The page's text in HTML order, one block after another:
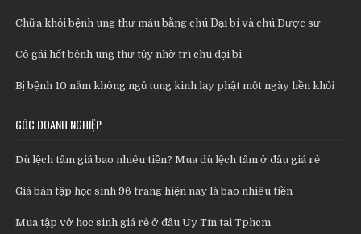
Chữa khỏi bệnh ung thư máu bằng chú Đại bi và chú Dược sư
Cô gái hết bệnh ung thư tủy nhờ trì chú đại bi
Bị bệnh 10 năm không ngủ tụng kinh lạy phật một ngày liền khỏi
GÓC DOANH NGHIỆP
Dù lệch tâm giá bao nhiêu tiền? Mua dù lệch tâm ở đâu giá rẻ
Giá bán tập học sinh 96 trang hiện nay là bao nhiêu tiền
Mua tập vở học sinh giá rẻ ở đâu Uy Tín tại Tphcm